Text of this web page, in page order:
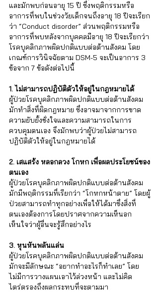
และมักพบก่อนอายุ 15 ปี ซึ่งพฤติกรรมหรือ
อาการที่พบในช่วงวัยเด็กจนถึงอายุ 18 ปีจะเรียก
ว่า “Conduct disorder” ส่วนพฤติกรรมหรือ
อาการที่พบหลังจากบุคคลมีอายุ 18 ปีจะเรียกว่า
โรคบุคลิกภาพผิดปกติแบบต่อต้านสังคม โดย
เกณฑ์การวินิจฉัยตาม DSM-5 จะเป็นอาการ 3
ข้อจาก 7 ข้อดังต่อไปนี้
1. ไม่สามารถปฏิบัติตัวให้อยู่ในกฎหมายได้
ผู้ป่วยโรคบุคลิกภาพผิดปกติแบบต่อต้านสังคม
มักทำสิ่งที่ผิดกฎหมาย ซึ่งอาจมาจากการขาด
ความยับยั้งชั่งใจและความสามารถในการ
ควบคุมตนเอง จึงมักพบว่าผู้ป่วยไม่สามารถ
ปฏิบัติตัวให้อยู่ในกฎหมายได้
2. เสแสร้ง หลอกลวง โกหก เพื่อผลประโยชน์ของ
ตนเอง
ผู้ป่วยโรคบุคลิกภาพผิดปกติแบบต่อต้านสังคม
มักมีพฤติกรรมที่เรียกว่า “โกหกหน้าตาย” โดยผู้
ป่วยสามารถทำทุกอย่างเพื่อให้ได้มาซึ่งสิ่งที่
ตนเองต้องการโดยปราศจากความเห็นอก
เห็นใจว่าผู้อื่นจะรู้สึกอย่างไร
3. หุนหันพลันแล่น
ผู้ป่วยโรคบุคลิกภาพผิดปกติแบบต่อต้านสังคม
มักจะมีลักษณะ “อยากทำอะไรก็ทำเลย” โดย
ไม่มีการวางแผนเอาไว้ล่วงหน้า และไม่คิด
ไตร่ตรองถึงผลกระทบที่จะตามมา